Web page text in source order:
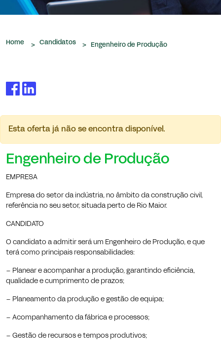
que nos são confiados.
Home > Candidatos > Engenheiro de Produção
Esta oferta já não se encontra disponível.
Engenheiro de Produção
EMPRESA
Empresa do setor da indústria, no âmbito da construção civil,
referência no seu setor, situada perto de Rio Maior.
CANDIDATO
O candidato a admitir será um Engenheiro de Produção, e que
terá como principais responsabilidades:
– Planear e acompanhar a produção, garantindo eficiência,
qualidade e cumprimento de prazos;
– Planeamento da produção e gestão de equipa;
– Acompanhamento da fábrica e processos;
– Gestão de recursos e tempos produtivos;